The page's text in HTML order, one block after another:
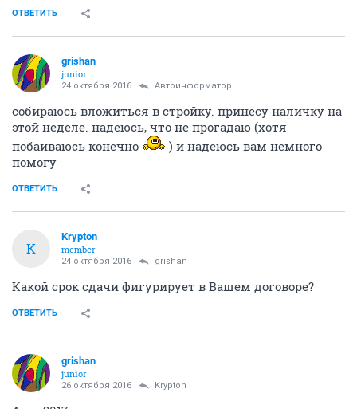
ОТВЕТИТЬ
grishan
junior
24 октября 2016 Автоинформатор
собираюсь вложиться в стройку. принесу наличку на
этой неделе. надеюсь, что не прогадаю (хотя
побаиваюсь конечно
) и надеюсь вам немного
помогу
ОТВЕТИТЬ
K
Krypton
member
24 октября 2016 grishan
Какой срок сдачи фигурирует в Вашем договоре?
ОТВЕТИТЬ
grishan
junior
26 октября 2016 Krypton